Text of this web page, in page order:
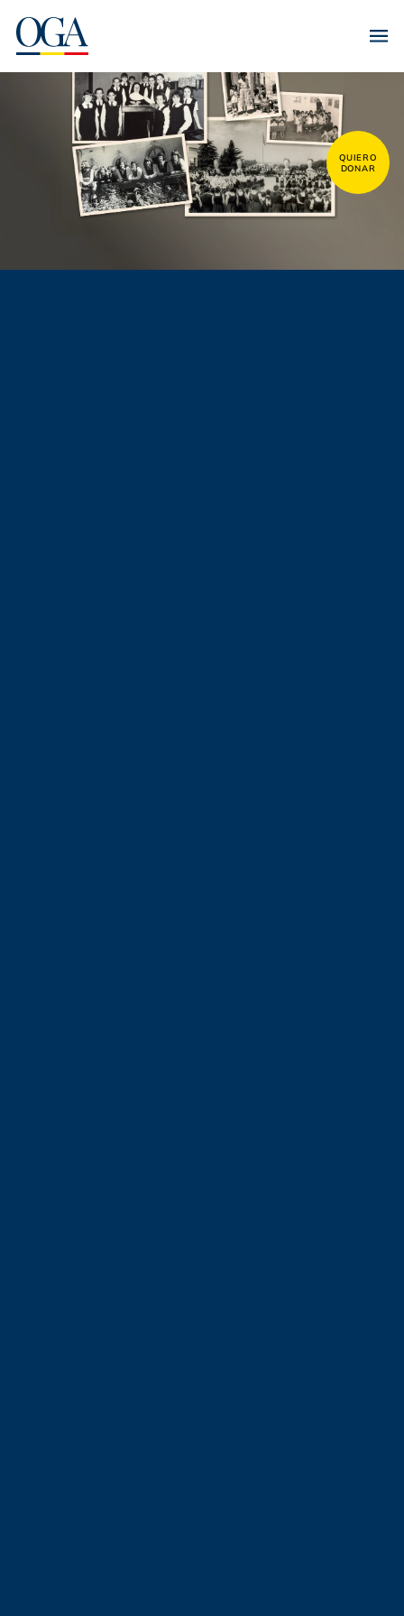
QUIERO
DONAR